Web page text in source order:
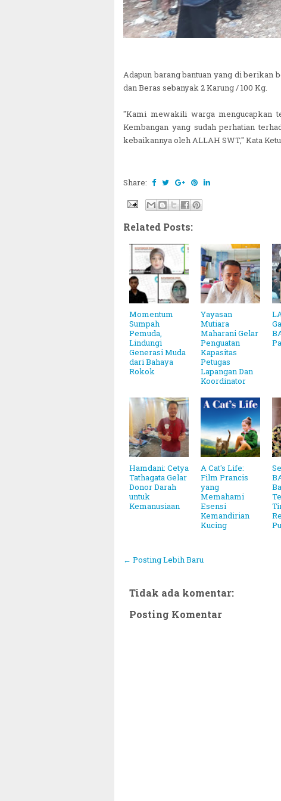
Adapun barang bantuan yang di berikan
dan Beras sebanyak 2 Karung / 100 Kg.
"Kami mewakili warga mengucapkan
Kembangan yang sudah perhatian
kebaikannya oleh ALLAH SWT," Kata
Share:
Related Posts:
Momentum
Sumpah
Pemuda,
Lindungi
Generasi Muda
dari Bahaya
Rokok
Yayasan
Mutiara
Maharani Gelar
Penguatan
Kapasitas
Petugas
Lapangan Dan
Koordinator
Hamdani: Cetya
Tathagata Gelar
Donor Darah
untuk
Kemanusiaan
A Cat's Life:
Film Prancis
yang
Memahami
Esensi
Kemandirian
Kucing
← Posting Lebih Baru
Tidak ada komentar:
Posting Komentar
Tetapkan 1 Ramadhan 1446 Hijriah Jatuh Pada Hari